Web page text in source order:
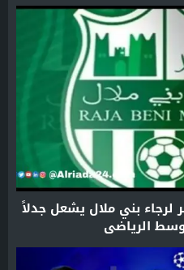
لرجاء بني ملال يشعل جدلاً
الرياضي